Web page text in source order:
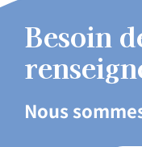
Besoin
Nous